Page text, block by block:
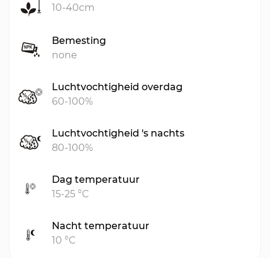
10-40cm
Bemesting
none
Luchtvochtigheid overdag
60-100%
Luchtvochtigheid 's nachts
80-100%
Dag temperatuur
15-25 °C
Nacht temperatuur
10 °C